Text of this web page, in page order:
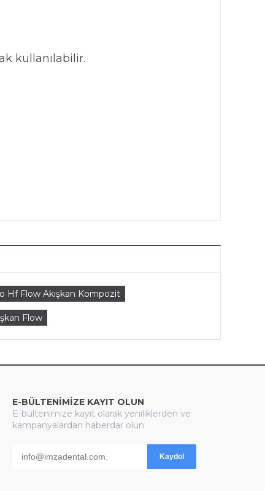
kullanılabilir.
Hf Flow Akışkan Kompozit
Flow
E-BÜLTENİMİZE KAYIT OLUN
E-bültenimize kayıt olarak yeniliklerden ve
kampanyalardan haberdar olun
Kaydol